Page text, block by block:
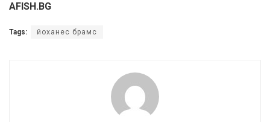
AFISH.BG
Tags: йоханес брамс